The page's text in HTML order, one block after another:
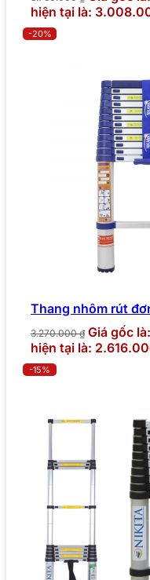
hiện tại là:
-20%
Thang nhôm rút
3.270.000₫ Giá gốc
hiện tại là:
-15%